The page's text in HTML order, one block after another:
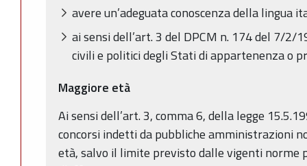
avere un’adeguata conoscenza della lingua
ai sensi dell’art. 3 del DPCM n. 174 del 7/2/
civili e politici degli Stati di appartenenza o
Maggiore età
Ai sensi dell’art. 3, comma 6, della legge
concorsi indetti da pubbliche amministrazioni
età, salvo il limite previsto dalle vigenti norme